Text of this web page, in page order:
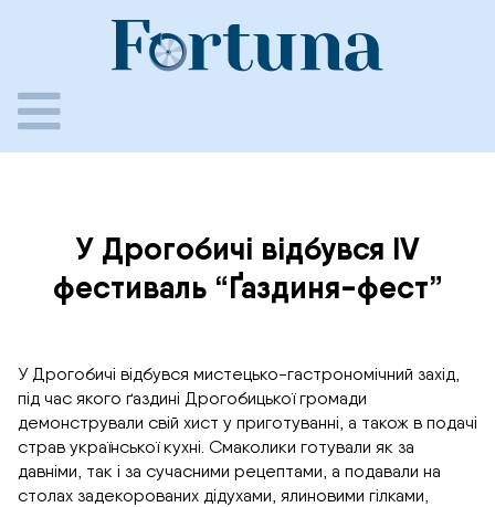
У Дрогобичі відбувся IV
фестиваль “Ґаздиня-фест”
У Дрогобичі відбувся мистецько-гастрономічний захід,
під час якого ґаздині Дрогобицької громади
демонстрували свій хист у приготуванні, а також в подачі
страв української кухні. Смаколики готували як за
давніми, так і за сучасними рецептами, а подавали на
столах задекорованих дідухами, ялиновими гілками,